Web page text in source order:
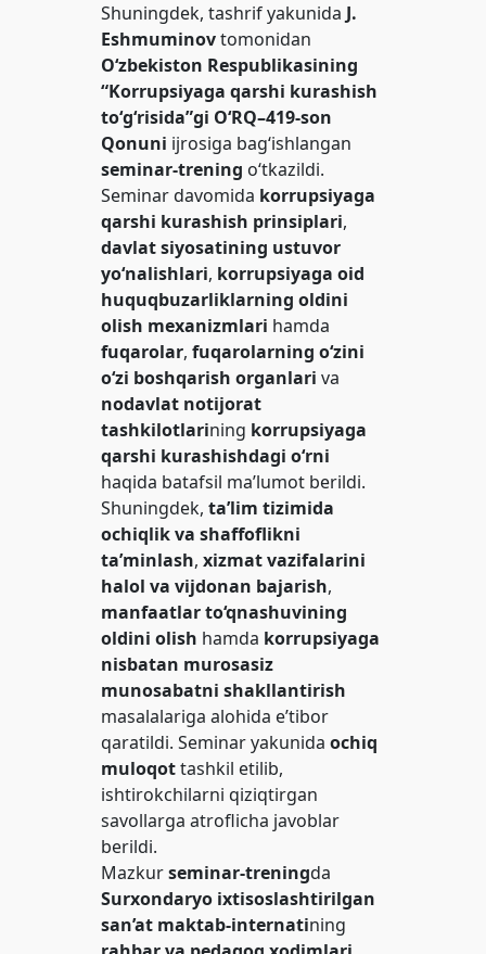
Shuningdek, tashrif yakunida J.
Eshmuminovtomonidan
O‘zbekiston Respublikasining
“Korrupsiyaga qarshi kurashish
to‘g‘risida”gi O‘RQ–419-son
Qonuni ijrosiga bag‘ishlangan
seminar-trening o‘tkazildi.
Seminar davomida korrupsiyaga
qarshi kurashish prinsiplari,
davlat siyosatining ustuvor
yo‘nalishlari, korrupsiyaga oid
huquqbuzarliklarning oldini
olish mexanizmlari hamda
fuqarolar,fuqarolarning o‘zini
o‘zi boshqarish organlari va
nodavlat notijorat
tashkilotlarining korrupsiyaga
qarshi kurashishdagi o‘rni
haqida batafsil ma’lumot berildi.
Shuningdek,ta’lim tizimida
ochiqlik va shaffoflikni
ta’minlash,xizmat vazifalarini
halol va vijdonan bajarish,
manfaatlar to‘qnashuvining
oldini olish hamda korrupsiyaga
nisbatan murosasiz
munosabatni shakllantirish
masalalariga alohida e’tibor
qaratildi. Seminar yakunidaochiq
muloqottashkil etilib,
ishtirokchilarni qiziqtirgan
savollarga atroflicha javoblar
berildi.
Mazkurseminar-treningda
Surxondaryo ixtisoslashtirilgan
san’at maktab-internatining